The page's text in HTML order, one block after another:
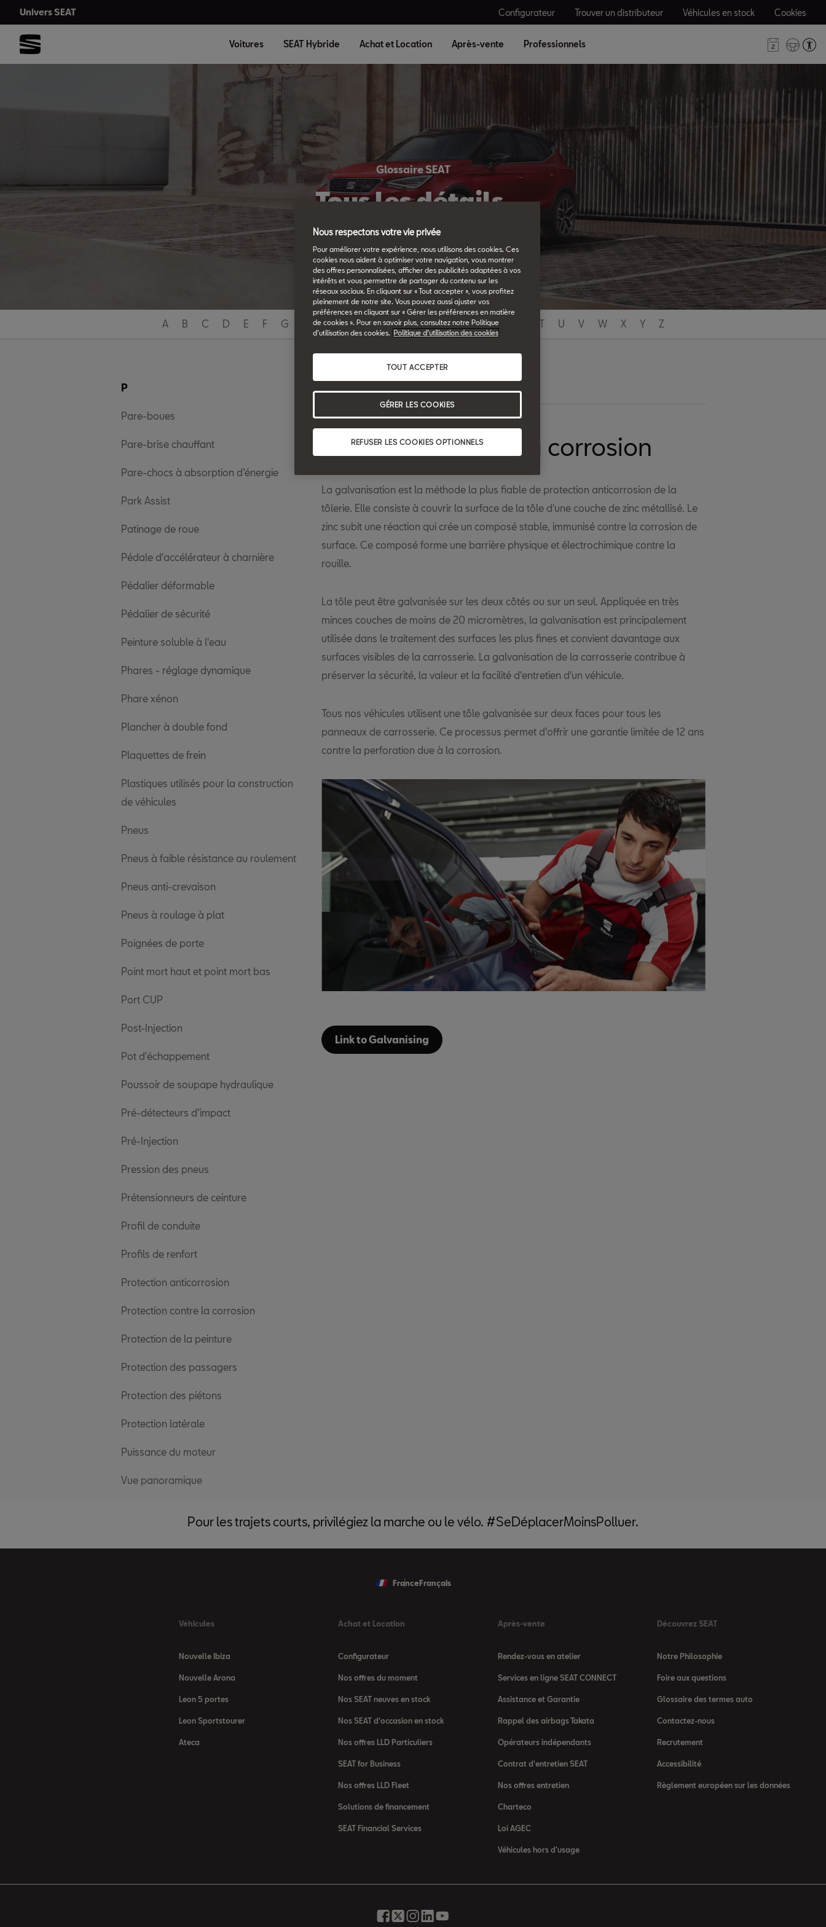
Univers SEAT Configurateur Trouver un distributeur Véhicules en stock Cookies
Voitures SEAT Hybride Achat et Location Après-vente Professionnels
Glossaire SEAT
Tous les détails.
A B C D E F G I J K L M N O P Q T U V W X Y Z
P
Pare-boues
Pare-brise chauffant
Pare-chocs à absorption d’énergie
Park Assist
Patinage de roue
Pédale d'accélérateur à charnière
Pédalier déformable
Pédalier de sécurité
Peinture soluble à l'eau
Phares - réglage dynamique
Phare xénon
Plancher à double fond
Plaquettes de frein
Plastiques utilisés pour la construction
de véhicules
Pneus
Pneus à faible résistance au roulement
Pneus anti-crevaison
Pneus à roulage à plat
Poignées de porte
Point mort haut et point mort bas
Port CUP
Post-Injection
Pot d'échappement
Poussoir de soupape hydraulique
Pré-détecteurs d’impact
Pré-Injection
Pression des pneus
Prétensionneurs de ceinture
Profil de conduite
Profils de renfort
Protection anticorrosion
Protection contre la corrosion
Protection de la peinture
Protection des passagers
Protection des piétons
Protection latérale
Puissance du moteur
Vue panoramique
Recherche
Protection contre la corrosion
La galvanisation est la méthode la plus fiable de protection anticorrosion de la
tôlerie. Elle consiste à couvrir la surface de la tôle d'une couche de zinc métallisé. Le
zinc subit une réaction qui crée un composé stable, immunisé contre la corrosion de
surface. Ce composé forme une barrière physique et électrochimique contre la
rouille.
La tôle peut être galvanisée sur les deux côtés ou sur un seul. Appliquée en très
minces couches de moins de 20 micromètres, la galvanisation est principalement
utilisée dans le traitement des surfaces les plus fines et convient davantage aux
surfaces visibles de la carrosserie. La galvanisation de la carrosserie contribue à
préserver la sécurité, la valeur et la facilité d'entretien d'un véhicule.
Tous nos véhicules utilisent une tôle galvanisée sur deux faces pour tous les
panneaux de carrosserie. Ce processus permet d'offrir une garantie limitée de 12 ans
contre la perforation due à la corrosion.
Link to Galvanising
Pour les trajets courts, privilégiez la marche ou le vélo. #SeDéplacerMoinsPolluer.
France Français
Véhicules
Nouvelle Ibiza
Nouvelle Arona
Leon 5 portes
Leon Sportstourer
Ateca
Achat et Location
Configurateur
Nos offres du moment
Nos SEAT neuves en stock
Nos SEAT d'occasion en stock
Nos offres LLD Particuliers
SEAT for Business
Nos offres LLD Fleet
Solutions de financement
SEAT Financial Services
Après-vente
Rendez-vous en atelier
Services en ligne SEAT CONNECT
Assistance et Garantie
Rappel des airbags Takata
Opérateurs indépendants
Contrat d'entretien SEAT
Nos offres entretien
Charteco
Loi AGEC
Véhicules hors d’usage
Découvrez SEAT
Notre Philosophie
Foire aux questions
Glossaire des termes auto
Contactez-nous
Recrutement
Accessibilité
Règlement européen sur les données
Nous respectons votre vie privée
Pour améliorer votre expérience, nous utilisons des cookies. Ces
cookies nous aident à optimiser votre navigation, vous montrer
des offres personnalisées, afficher des publicités adaptées à vos
intérêts et vous permettre de partager du contenu sur les
réseaux sociaux. En cliquant sur « Tout accepter », vous profitez
pleinement de notre site. Vous pouvez aussi ajuster vos
préférences en cliquant sur « Gérer les préférences en matière
de cookies ». Pour en savoir plus, consultez notre Politique
d’utilisation des cookies. Politique d’utilisation des cookies
REFUSER LES COOKIES OPTIONNELS
TOUT ACCEPTER
GÉRER LES COOKIES